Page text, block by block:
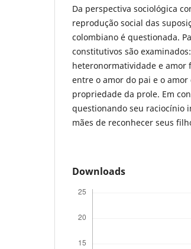
Da perspectiva sociológica
reprodução social das
colombiano é questionada.
constitutivos são
heteronormatividade e amor
entre o amor do pai e o
propriedade da prole. Em
questionando seu raciocínio
mães de reconhecer seus
Downloads